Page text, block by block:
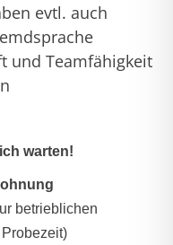
evtl. auch
und Teamfähigkeit
warten!
betrieblichen
Probezeit)